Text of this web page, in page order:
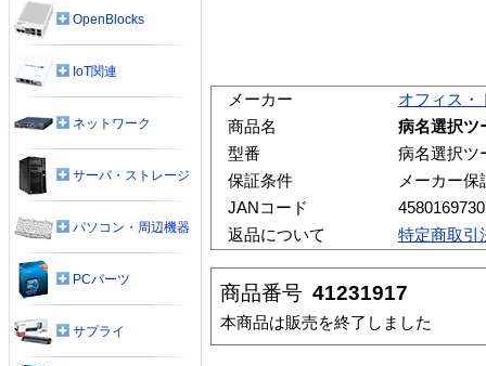
メーカー
オフィス・
商品名
病名選択ツ
型番
病名選択ツ
保証条件
メーカー保
JANコード
返品について
特定商取引
商品番号 41231917
本商品は販売を終了しました
OpenBlocks
IoT関連
ネットワーク
サーバ・ストレージ
パソコン・周辺機器
PCパーツ
サプライ